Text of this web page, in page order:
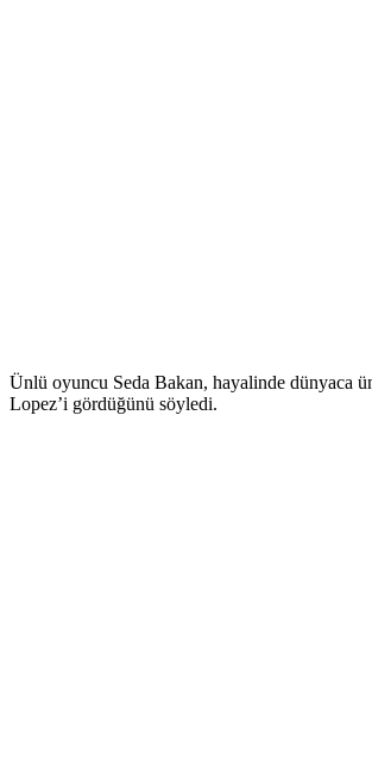
Ünlü oyuncu Seda Bakan, hayalinde dünyaca
Lopez’i gördüğünü söyledi.